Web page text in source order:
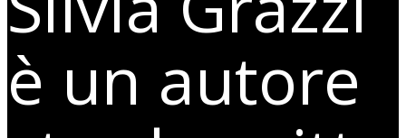
è un autore